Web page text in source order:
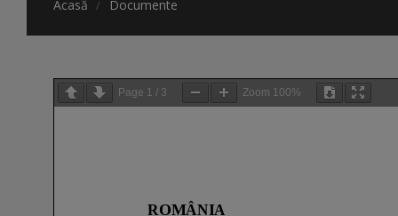
Acasă Documente
Page 1 / 3 Zoom 100%